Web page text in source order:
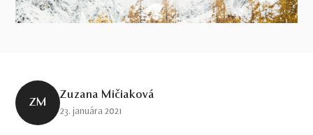
ZM
Zuzana Mičiaková
23. januára 2021